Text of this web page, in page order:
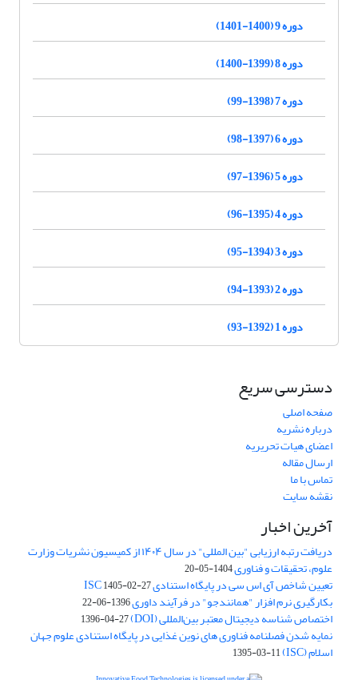
دوره 9 (1400-1401)
دوره 8 (1399-1400)
دوره 7 (1398-99)
دوره 6 (1397-98)
دوره 5 (1396-97)
دوره 4 (1395-96)
دوره 3 (1394-95)
دوره 2 (1393-94)
دوره 1 (1392-93)
دسترسی سریع
صفحه اصلی
درباره نشریه
اعضای هیات تحریریه
ارسال مقاله
تماس با ما
نقشه سایت
آخرین اخبار
دریافت رتبه ارزیابی "بین المللی" در سال ۱۴۰۴ از کمیسیون نشریات وزارت
علوم، تحقیقات و فناوری1404-05-20
تعیین شاخص آی اس سی در پایگاه استنادی ISC1405-02-27
بکارگیری نرم افزار "همانندجو" در فرآیند داوری1396-06-22
اختصاص شناسه دیجیتال معتبر بین‌المللی (DOI) 1396-04-27
نمایه شدن فصلنامه فناوری های نوین غذایی در پایگاه استنادی علوم جهان
اسلام (ISC) 1395-03-11